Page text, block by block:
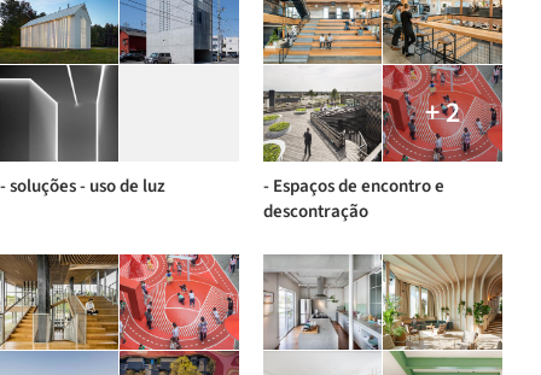
- soluções - uso de luz
+ 2
- Espaços de encontro e
descontração